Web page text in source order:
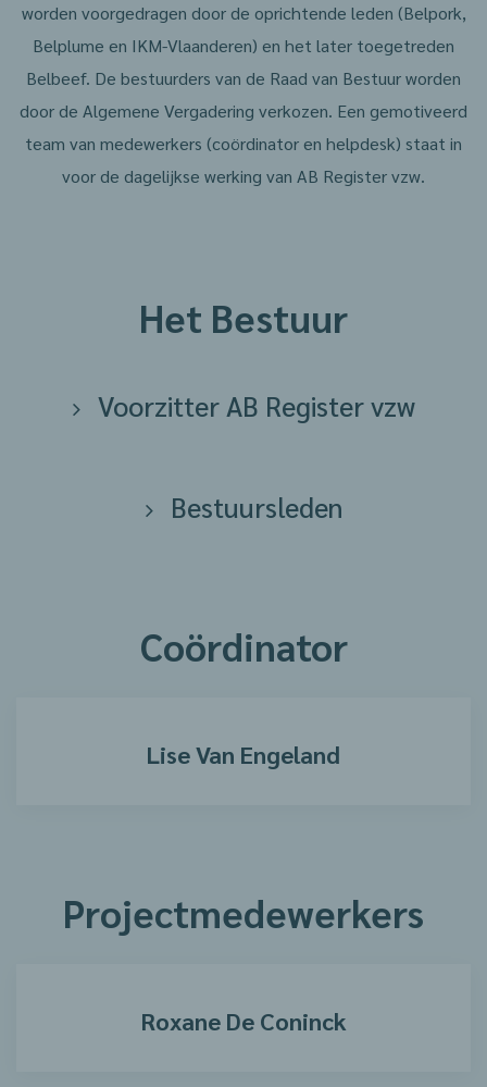
worden voorgedragen door de oprichtende leden (Belpork,
Belplume en IKM-Vlaanderen) en het later toegetreden
Belbeef. De bestuurders van de Raad van Bestuur worden
door de Algemene Vergadering verkozen. Een gemotiveerd
team van medewerkers (coördinator en helpdesk) staat in
voor de dagelijkse werking van AB Register vzw.
Het Bestuur
Voorzitter AB Register vzw
Bestuursleden
Coördinator
Lise Van Engeland
Projectmedewerkers
Roxane De Coninck